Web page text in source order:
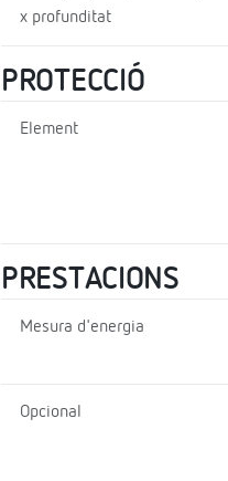
x profunditat
PROTECCIÓ
Element
PRESTACIONS
Mesura d'energia
Opcional